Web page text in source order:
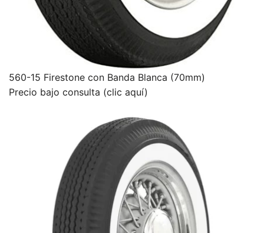
560-15 Firestone con Banda Blanca (70mm)
Precio bajo consulta (clic aquí)